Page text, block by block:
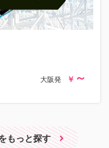
大阪発
もっと探す